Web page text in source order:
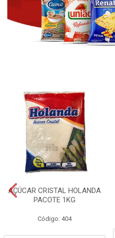
AÇÚCAR CRISTAL HOLANDA
PACOTE 1KG
Código: 404